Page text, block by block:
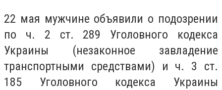
22 мая мужчине объявили о подозрении
по ч. 2 ст. 289 Уголовного кодекса
Украины (незаконное завладение
транспортными средствами) и ч. 3 ст.
185 Уголовного кодекса Украины